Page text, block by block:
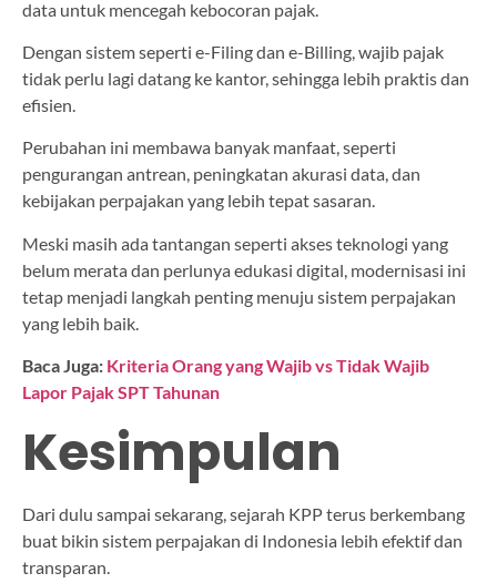
data untuk mencegah kebocoran pajak.
Dengan sistem seperti e-Filing dan e-Billing, wajib pajak
tidak perlu lagi datang ke kantor, sehingga lebih praktis dan
efisien.
Perubahan ini membawa banyak manfaat, seperti
pengurangan antrean, peningkatan akurasi data, dan
kebijakan perpajakan yang lebih tepat sasaran.
Meski masih ada tantangan seperti akses teknologi yang
belum merata dan perlunya edukasi digital, modernisasi ini
tetap menjadi langkah penting menuju sistem perpajakan
yang lebih baik.
Baca Juga: Kriteria Orang yang Wajib vs Tidak Wajib
Lapor Pajak SPT Tahunan
Kesimpulan
Dari dulu sampai sekarang, sejarah KPP terus berkembang
buat bikin sistem perpajakan di Indonesia lebih efektif dan
transparan.